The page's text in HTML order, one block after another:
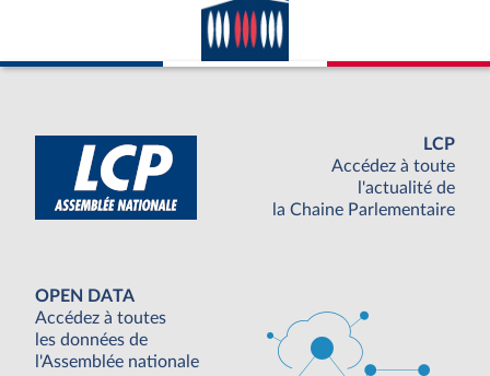
LCP
Accédez à toute
l'actualité de
la Chaine Parlementaire
OPEN DATA
Accédez à toutes
les données de
l'Assemblée nationale